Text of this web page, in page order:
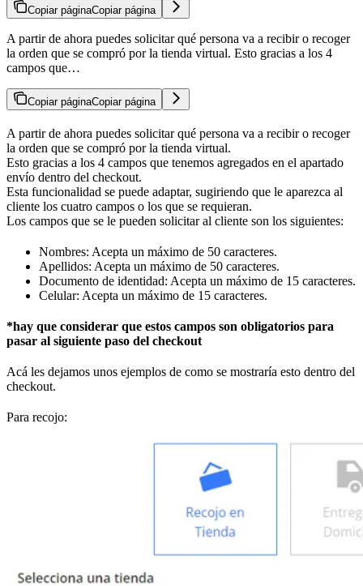
Copiar páginaCopiar página
A partir de ahora puedes solicitar qué persona va a recibir o recoger
la orden que se compró por la tienda virtual. Esto gracias a los 4
campos que…
Copiar páginaCopiar página
A partir de ahora puedes solicitar qué persona va a recibir o recoger
la orden que se compró por la tienda virtual.
Esto gracias a los 4 campos que tenemos agregados en el apartado
envío dentro del checkout.
Esta funcionalidad se puede adaptar, sugiriendo que le aparezca al
cliente los cuatro campos o los que se requieran.
Los campos que se le pueden solicitar al cliente son los siguientes:
Nombres: Acepta un máximo de 50 caracteres.
Apellidos: Acepta un máximo de 50 caracteres.
Documento de identidad: Acepta un máximo de 15 caracteres.
Celular: Acepta un máximo de 15 caracteres.
*hay que considerar que estos campos son obligatorios para
pasar al siguiente paso del checkout
Acá les dejamos unos ejemplos de como se mostraría esto dentro del
checkout.
Para recojo: